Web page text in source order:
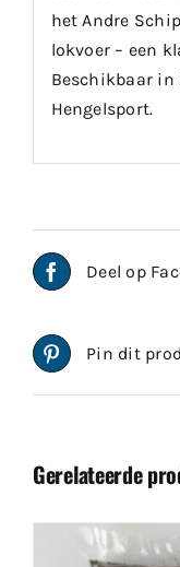
het Andre
lokvoer – een
Beschikbaar
Hengelsport.
Deel op
Pin dit
Gerelateerde